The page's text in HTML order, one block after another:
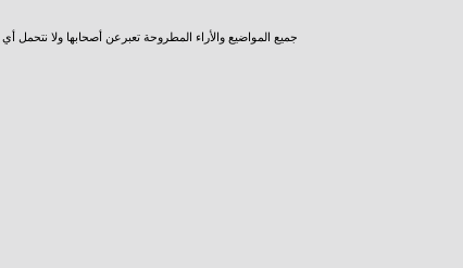
جميع المواضيع والأراء المطروحة تعبرعن أصحابها ولا